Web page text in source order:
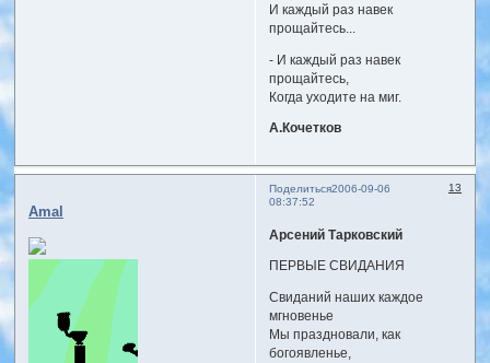
И каждый раз навек
прощайтесь...
- И каждый раз навек
прощайтесь,
Когда уходите на миг.
А.Кочетков
Поделиться 13
2006-09-06
08:37:52
Amal
Арсений Тарковский
ПЕРВЫЕ СВИДАНИЯ
Свиданий наших каждое
мгновенье
Мы праздновали, как
богоявленье,